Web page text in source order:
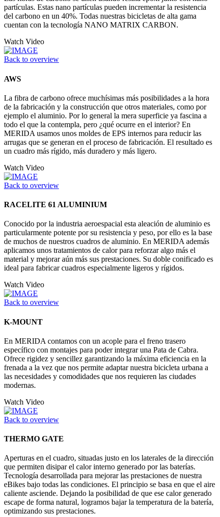
partículas. Estas nano partículas pueden incrementar la resistencia
del carbono en un 40%. Todas nuestras bicicletas de alta gama
cuentan con la tecnología NANO MATRIX CARBON.
Watch Video
Back to overview
AWS
La fibra de carbono ofrece muchísimas más posibilidades a la hora
de la fabricación y la construcción que otros materiales, como por
ejemplo el aluminio. Por lo general la mera superficie ya fascina a
todo el que la contempla, pero ¿qué ocurre en el interior? En
MERIDA usamos unos moldes de EPS internos para reducir las
arrugas que se generan en el proceso de fabricación. El resultado es
un cuadro más rígido, más duradero y más ligero.
Watch Video
Back to overview
RACELITE 61 ALUMINIUM
Conocido por la industria aeroespacial esta aleación de aluminio es
particularmente potente por su resistencia y peso, por ello es la base
de muchos de nuestros cuadros de aluminio. En MERIDA además
aplicamos unos tratamientos de calor para reforzar algo más el
material y mejorar aún más sus prestaciones. Su doble conificado es
ideal para fabricar cuadros especialmente ligeros y rígidos.
Watch Video
Back to overview
K-MOUNT
En MERIDA contamos con un acople para el freno trasero
específico con montajes para poder integrar una Pata de Cabra.
Ofrece rigidez y sencillez garantizando la máxima eficiencia en la
frenada a la vez que nos permite adaptar nuestra bicicleta urbana a
las necesidades y comodidades que nos requieren las ciudades
modernas.
Watch Video
Back to overview
THERMO GATE
Aperturas en el cuadro, situadas justo en los laterales de la dirección
que permiten disipar el calor interno generado por las baterías.
Tecnología desarrollada para mejorar las prestaciones de nuestra
eBikes bajo todas las condiciones. El principio se basa en que el aire
caliente asciende. Dejando la posibilidad de que ese calor generado
escape de forma natural, logramos bajar la temperatura de la batería,
optimizando sus prestaciones.